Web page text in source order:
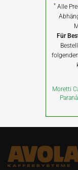
* Alle
Für
Moretti